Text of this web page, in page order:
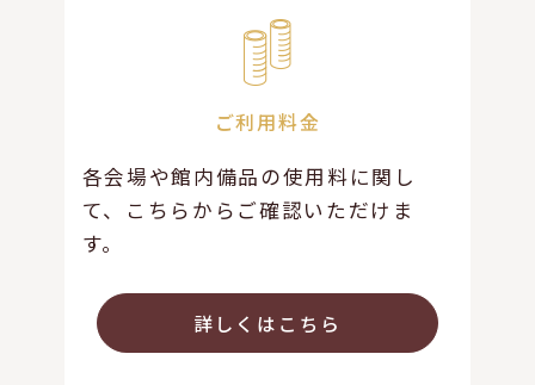
ご利用料金
各会場や館内備品の使用料に関し
て、こちらからご確認いただけま
す。
詳しくはこちら